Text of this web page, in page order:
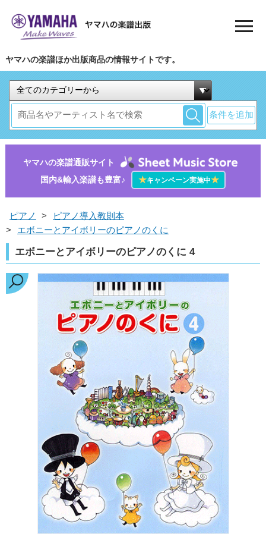
ヤマハの楽譜ほか出版商品の情報サイトです。
条件を追加
ヤマハの楽譜通販サイト
国内&輸入楽譜も豊富♪
★キャンペーン実施中★
ピアノ >
ピアノ導入教則本
>
エボニーとアイボリーのピアノのくに
エボニーとアイボリーのピアノのくに 4